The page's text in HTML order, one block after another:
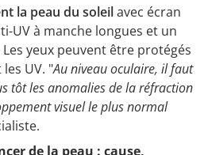
la peau du soleilavec écran
UV à manche longues et un
yeux peuvent être protégés
UV. "Au niveau oculaire, il faut
tôt les anomalies de la réfraction
visuel le plus normal
de la peau : cause,